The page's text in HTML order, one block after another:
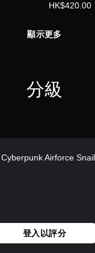
HK$420.00
顯示更多
分級
Airforce
登入以評分